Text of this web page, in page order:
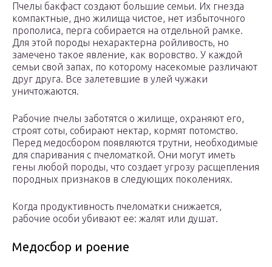
Пчелы бакфаст создают большие семьи. Их гнезда
компактные, дно жилища чистое, нет избыточного
прополиса, перга собирается на отдельной рамке.
Для этой породы нехарактерна ройливость, но
замечено такое явление, как воровство. У каждой
семьи свой запах, по которому насекомые различают
друг друга. Все залетевшие в улей чужаки
уничтожаются.
Рабочие пчелы заботятся о жилище, охраняют его,
строят соты, собирают нектар, кормят потомство.
Перед медосбором появляются трутни, необходимые
для спаривания с пчеломаткой. Они могут иметь
гены любой породы, что создает угрозу расщепления
породных признаков в следующих поколениях.
Когда продуктивность пчеломатки снижается,
рабочие особи убивают ее: жалят или душат.
Медосбор и роение